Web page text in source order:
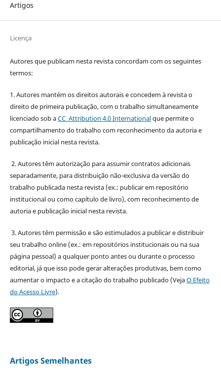
Artigos
Licença
Autores que publicam nesta revista concordam com os seguintes
termos:
1. Autores mantém os direitos autorais e concedem à revista o
direito de primeira publicação, com o trabalho simultaneamente
licenciado sob aCC Attribution 4.0 Internationalque permite o
compartilhamento do trabalho com reconhecimento da autoria e
publicação inicial nesta revista.
2. Autores têm autorização para assumir contratos adicionais
separadamente, para distribuição não-exclusiva da versão do
trabalho publicada nesta revista (ex.: publicar em repositório
institucional ou como capítulo de livro), com reconhecimento de
autoria e publicação inicial nesta revista.
3. Autores têm permissão e são estimulados a publicar e distribuir
seu trabalho online (ex.: em repositórios institucionais ou na sua
página pessoal) a qualquer ponto antes ou durante o processo
editorial, já que isso pode gerar alterações produtivas, bem como
aumentar o impacto e a citação do trabalho publicado (VejaO Efeito
do Acesso Livre).
Artigos Semelhantes